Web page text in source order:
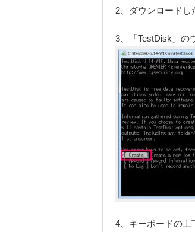
2、ダウンロードし
3、「TestDisk」の
4、キーボードの上